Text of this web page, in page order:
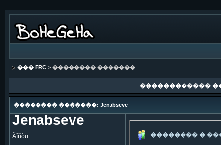
��� FRC> �������� �������
������������
�������� �������: Jenabseve
Jenabseve
Ãîñòü �������� �